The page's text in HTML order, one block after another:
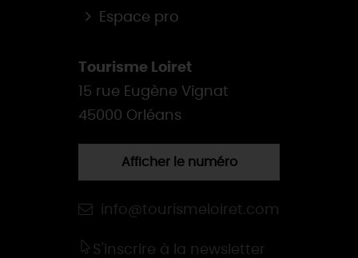
Espace pro
Tourisme Loiret
15 rue Eugène Vignat
45000 Orléans
Afficher le numéro
info@tourismeloiret.com
S'inscrire à la newsletter